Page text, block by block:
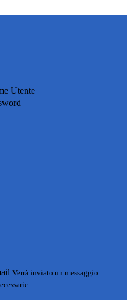
Utente
Verrà inviato un messaggio